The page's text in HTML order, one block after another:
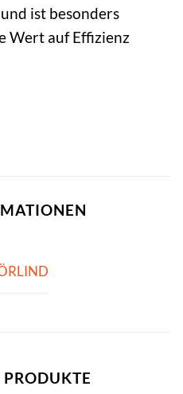
ist besonders
Wert auf Effizienz